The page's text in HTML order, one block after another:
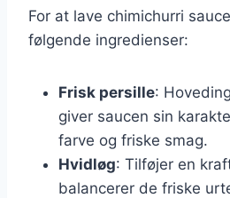
For at lave chimichurri
følgende ingredienser:
Frisk persille:
giver saucen sin
farve og friske smag.
Hvidløg: Tilføjer en
balancerer de friske